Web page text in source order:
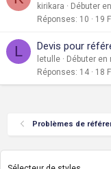
kirikara
Débuter
Réponses 10 19
L Devis pour
letulle
Débuter
Réponses 14 18
Problèmes de